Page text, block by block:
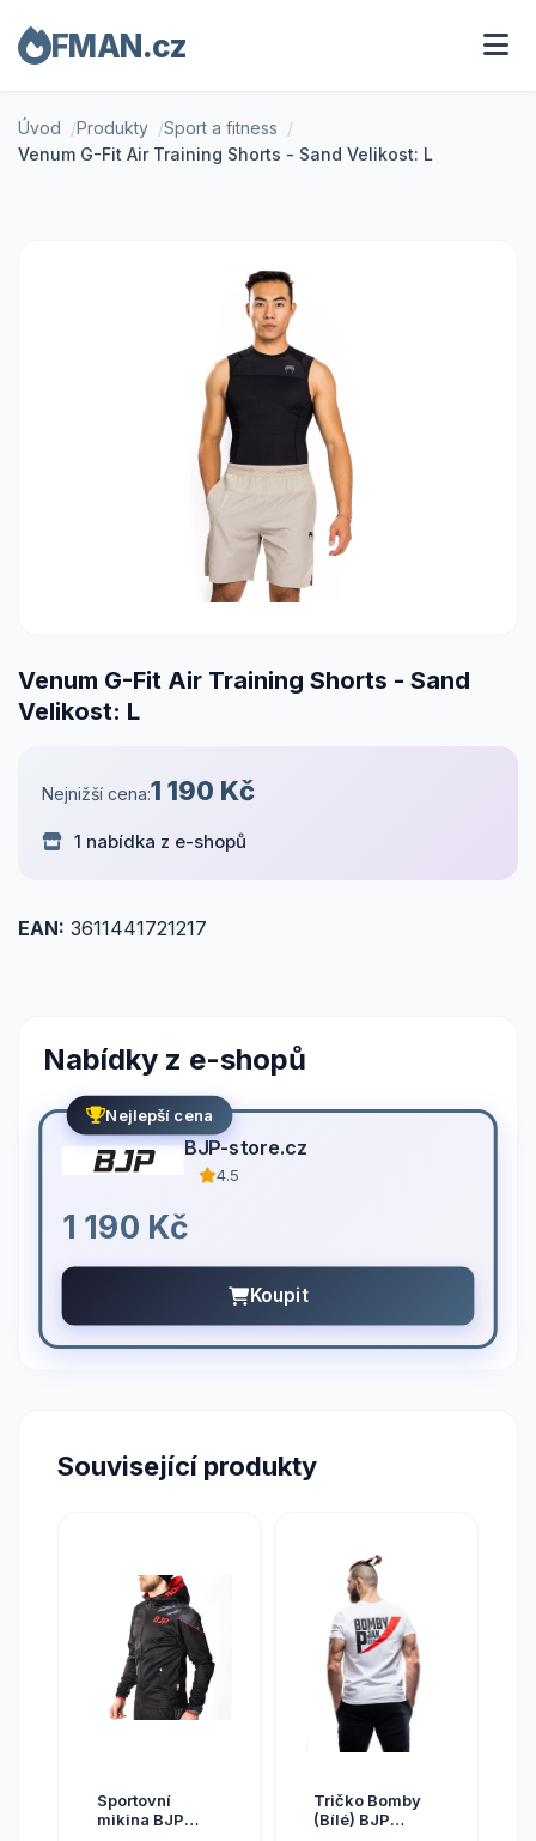
FMAN.cz
Úvod Produkty
Sport a fitness
Venum G-Fit Air Training Shorts - Sand Velikost: L
Venum G-Fit Air Training Shorts - Sand
Velikost: L
Nejnižší cena:1 190 Kč
1 nabídka z e-shopů
EAN: 3611441721217
Nabídky z e-shopů
Nejlepší cena
BJP-store.cz
4.5
1 190 Kč
Koupit
Související produkty
Sportovní
mikina BJP
Tričko Bomby
(Bílé) BJP